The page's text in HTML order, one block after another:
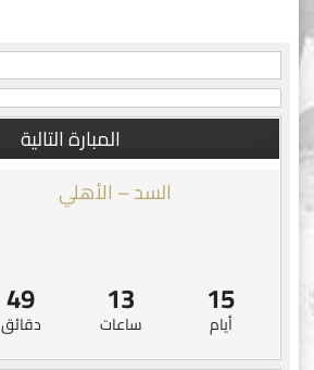
المبارة التالية
السد – الأهلي
15
أيام
13
ساعات
49
دقائق